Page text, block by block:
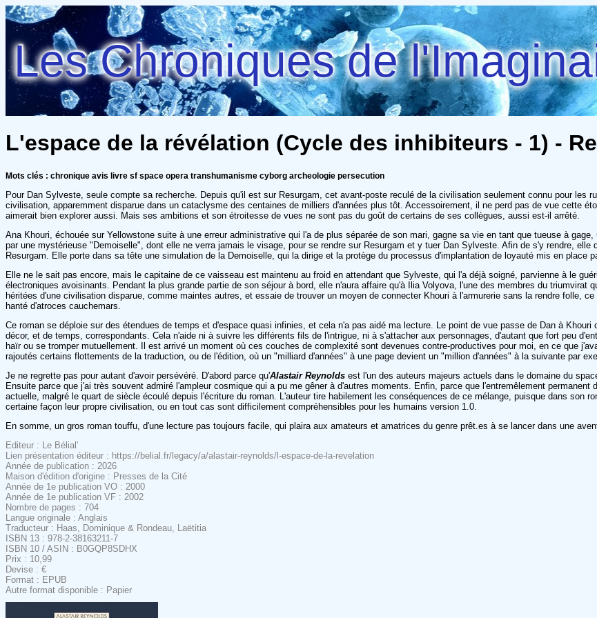
Les Chroniques de
L'espace de la révélation (Cycle des inhibiteurs - 1) -
Mots clés : chronique avis livre sf space opera transhumanisme cyborg archeologie persecution
Pour Dan Sylveste, seule compte sa recherche. Depuis qu'il est sur Resurgam, cet avant-poste reculé de la civilisation seulement connu pour les
civilisation, apparemment disparue dans un cataclysme des centaines de milliers d'années plus tôt. Accessoirement, il ne perd pas de vue cette
aimerait bien explorer aussi. Mais ses ambitions et son étroitesse de vues ne sont pas du goût de certains de ses collègues, aussi est-il arrêté.
Ana Khouri, échouée sur Yellowstone suite à une erreur administrative qui l'a de plus séparée de son mari, gagne sa vie en tant que tueuse à
par une mystérieuse "Demoiselle", dont elle ne verra jamais le visage, pour se rendre sur Resurgam et y tuer Dan Sylveste. Afin de s'y rendre, elle
Resurgam. Elle porte dans sa tête une simulation de la Demoiselle, qui la dirige et la protège du processus d'implantation de loyauté mis en place
Elle ne le sait pas encore, mais le capitaine de ce vaisseau est maintenu au froid en attendant que Sylveste, qui l'a déjà soigné, parvienne à le
électroniques avoisinants. Pendant la plus grande partie de son séjour à bord, elle n'aura affaire qu'à Ilia Volyova, l'une des membres du
héritées d'une civilisation disparue, comme maintes autres, et essaie de trouver un moyen de connecter Khouri à l'armurerie sans la rendre folle,
hanté d'atroces cauchemars.
Ce roman se déploie sur des étendues de temps et d'espace quasi infinies, et cela n'a pas aidé ma lecture. Le point de vue passe de Dan à
décor, et de temps, correspondants. Cela n'aide ni à suivre les différents fils de l'intrigue, ni à s'attacher aux personnages, d'autant que fort peu
haïr ou se tromper mutuellement. Il est arrivé un moment où ces couches de complexité sont devenues contre-productives pour moi, en ce que
rajoutés certains flottements de la traduction, ou de l'édition, où un "milliard d'années" à une page devient un "million d'années" à la suivante par
Je ne regrette pas pour autant d'avoir persévéré. D'abord parce qu'Alastair Reynolds est l'un des auteurs majeurs actuels dans le domaine du
Ensuite parce que j'ai très souvent admiré l'ampleur cosmique qui a pu me gêner à d'autres moments. Enfin, parce que l'entremêlement
actuelle, malgré le quart de siècle écoulé depuis l'écriture du roman. L'auteur tire habilement les conséquences de ce mélange, puisque dans son
certaine façon leur propre civilisation, ou en tout cas sont difficilement compréhensibles pour les humains version 1.0.
En somme, un gros roman touffu, d'une lecture pas toujours facile, qui plaira aux amateurs et amatrices du genre prêt.es à se lancer dans une
Editeur : Le Bélial'
Lien présentation éditeur : https://belial.fr/legacy/a/alastair-reynolds/l-espace-de-la-revelation
Année de publication : 2026
Maison d'édition d'origine : Presses de la Cité
Année de 1e publication VO : 2000
Année de 1e publication VF : 2002
Nombre de pages : 704
Langue originale : Anglais
Traducteur : Haas, Dominique & Rondeau, Laëtitia
ISBN 13 : 978-2-38163211-7
ISBN 10 / ASIN : B0GQP8SDHX
Prix : 10,99
Devise : €
Format : EPUB
Autre format disponible : Papier